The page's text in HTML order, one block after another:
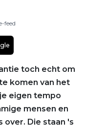
feed
toch echt om
komen van het
eigen tempo
mensen en
over. Die staan 's